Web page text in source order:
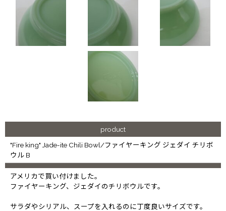
product
"Fire king" Jade-ite Chili Bowl/ファイヤーキング ジェダイ チリボ
ウル B
アメリカで買い付けました。
ファイヤーキング、ジェダイのチリボウルです。
サラダやシリアル、スープを入れるのに丁度良いサイズです。